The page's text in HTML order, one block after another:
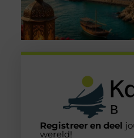
Registreer en deel
wereld!